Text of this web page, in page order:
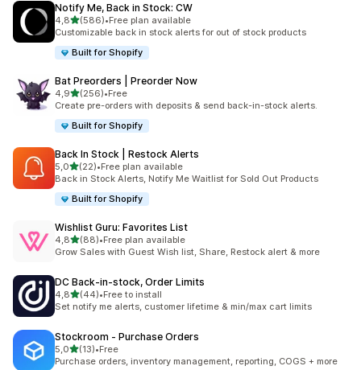
Notify Me, Back in Stock: CW
4,8av 5 stjerner
(586)
Totalt 586 omtaler
•Free plan available
Customizable back in stock alerts for out of stock products
Built for Shopify
Bat Preorders | Preorder Now
4,9av 5 stjerner
(256)
Totalt 256 omtaler
•Free
Create pre-orders with deposits & send back-in-stock alerts.
Built for Shopify
Back In Stock | Restock Alerts
5,0av 5 stjerner
(22)
Totalt 22 omtaler
•Free plan available
Back in Stock Alerts, Notify Me Waitlist for Sold Out Products
Built for Shopify
Wishlist Guru: Favorites List
4,8av 5 stjerner
(88)
Totalt 88 omtaler
•Free plan available
Grow Sales with Guest Wish list, Share, Restock alert & more
DC Back‑in‑stock, Order Limits
4,8av 5 stjerner
(44)
Totalt 44 omtaler
•Free to install
Set notify me alerts, customer lifetime & min/max cart limits
Stockroom ‑ Purchase Orders
5,0av 5 stjerner
(13)
Totalt 13 omtaler
•Free
Purchase orders, inventory management, reporting, COGS + more